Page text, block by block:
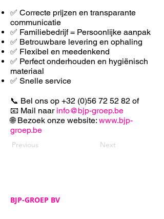
✅ Correcte prijzen en transparante
communicatie
✅ Familiebedrijf = Persoonlijke aanpak
✅ Betrouwbare levering en ophaling
✅ Flexibel en meedenkend
✅ Perfect onderhouden en hygiënisch
materiaal
✅ Snelle service
📞 Bel ons op +32 (0)56 72 52 82 of
📧 Mail naar info@bjp-groep.be
🌐 Bezoek onze website: www.bjp-
groep.be
Previous Next
BJP-GROEP BV